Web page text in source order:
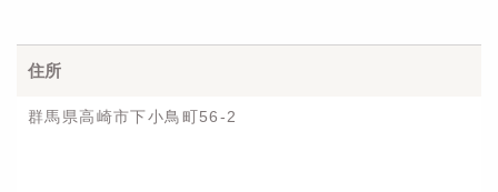
住所
群馬県高崎市下小鳥町56-2